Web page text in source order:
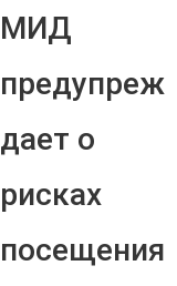
МИД
предупреж
дает о
рисках
посещения